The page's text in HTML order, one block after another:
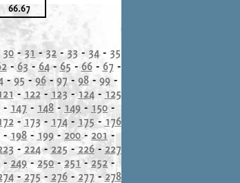
66.67
30- 31 - 32 - 33 - 34 - 35
- 63 - 64- 65 - 66- 67 -
- 95- 96-97- 98- 99-
- 122- 123 - 124- 125
- 147 - 148 - 149 - 150 -
- 173 - 174- 175 - 176
- 198 - 199 - 200- 201 -
- 224-225 -226- 227
-249 - 250- 251 - 252-
-275- 276- 277 -278